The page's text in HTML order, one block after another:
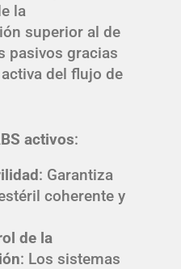
la
superior al de
pasivos gracias
del flujo de
activos:
: Garantiza
coherente y
de la
: Los sistemas